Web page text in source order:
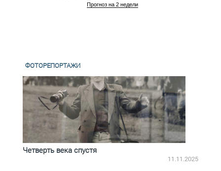
Прогноз на 2 недели
ФОТОРЕПОРТАЖИ
Четверть века спустя
11.11.2025